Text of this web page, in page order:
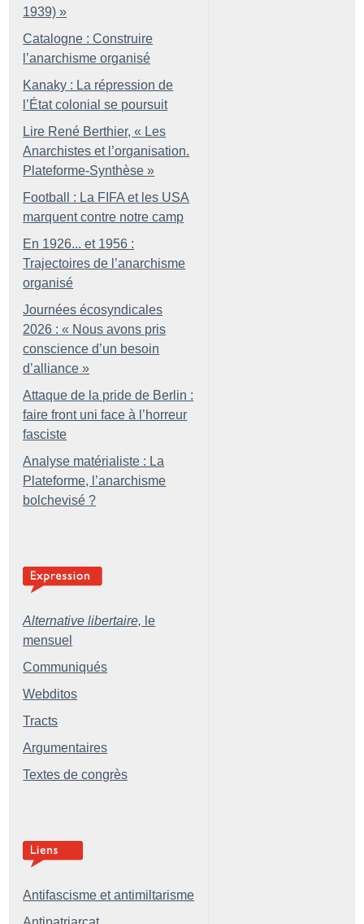
1939) »
Catalogne : Construire
l’anarchisme organisé
Kanaky : La répression de
l’État colonial se poursuit
Lire René Berthier, « Les
Anarchistes et l’organisation.
Plateforme-Synthèse »
Football : La FIFA et les USA
marquent contre notre camp
En 1926... et 1956 :
Trajectoires de l’anarchisme
organisé
Journées écosyndicales
2026 : « Nous avons pris
conscience d’un besoin
d’alliance »
Attaque de la pride de Berlin :
faire front uni face à l’horreur
fasciste
Analyse matérialiste : La
Plateforme, l’anarchisme
bolchevisé ?
Alternative libertaire, le
mensuel
Communiqués
Webditos
Tracts
Argumentaires
Textes de congrès
Antifascisme et antimiltarisme